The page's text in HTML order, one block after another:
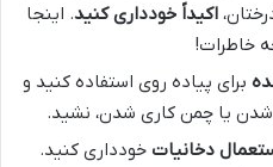
اکیداً خودداری کنید. اینجا
خاطرات!
برای پیاده روی استفاده کنید و
یا چمن کاری شدن، نشید.
دخانیات خودداری کنید.